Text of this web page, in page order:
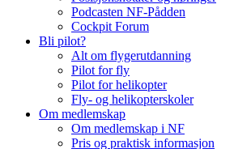
Podcasten NF-Pådden
Cockpit Forum
Bli pilot?
Alt om flygerutdanning
Pilot for fly
Pilot for helikopter
Fly- og helikopterskoler
Om medlemskap
Om medlemskap i NF
Pris og praktisk informasjon